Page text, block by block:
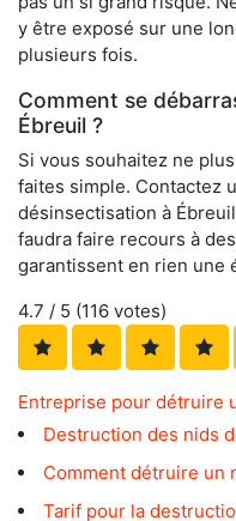
y être exposé sur une
plusieurs fois.
Comment se
Ébreuil ?
Si vous souhaitez ne
faites simple. Contactez
désinsectisation à
faudra faire recours à
garantissent en rien une
4.7 / 5 (116 votes)
Entreprise pour détruire
Destruction des nids
Comment détruire un
Tarif pour la